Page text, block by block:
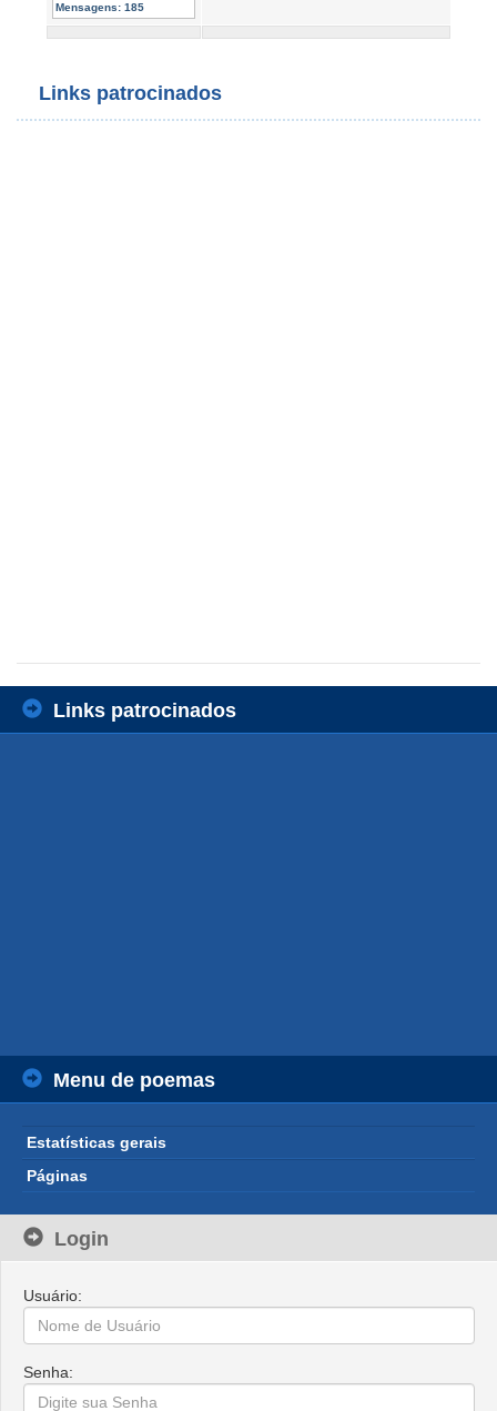
Mensagens: 185
Links patrocinados
Links patrocinados
Menu de poemas
Estatísticas gerais
Páginas
Login
Usuário:
Senha: